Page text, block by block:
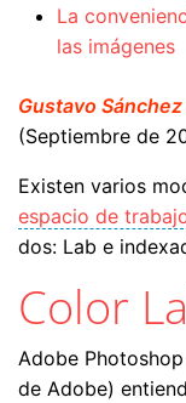
La
las imágenes
Gustavo
(Septiembre de
Existen varios
espacio de
dos: Lab e
Color
Adobe
de Adobe)